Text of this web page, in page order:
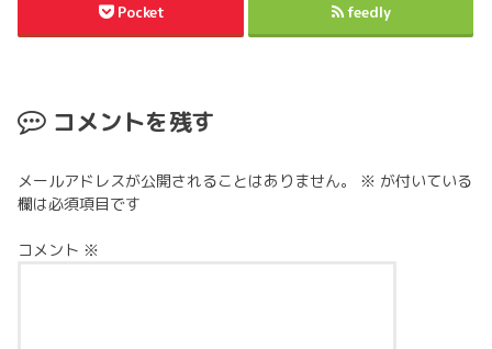
Pocket feedly
コメントを残す
メールアドレスが公開されることはありません。 ※ が付いている
欄は必須項目です
コメント ※